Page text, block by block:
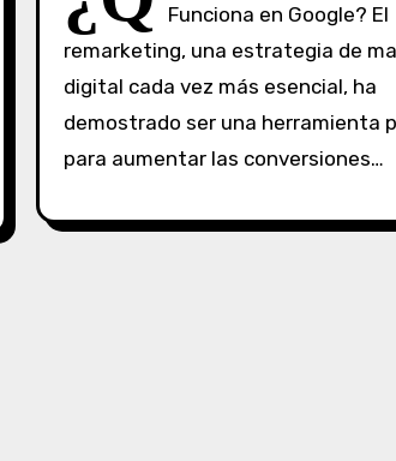
n
c
o
n
a
Funciona en Google? El
remarketing, una estrategia de
digital cada vez más esencial, ha
demostrado ser una herramienta
para aumentar las conversiones…